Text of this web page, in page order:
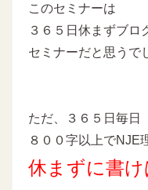
このセミナーは
３６５日休まずブロ
セミナーだと思うで
ただ、３６５日毎日
８００字以上でNJE
休まずに書け